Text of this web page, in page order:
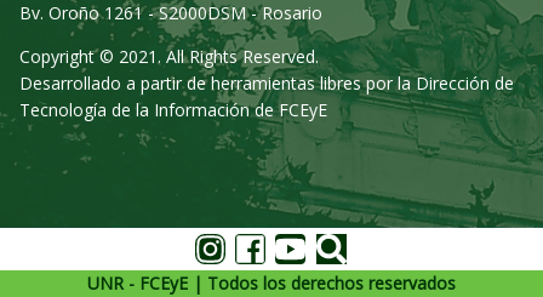
Bv. Oroño 1261 - S2000DSM - Rosario
Copyright © 2021. All Rights Reserved.
Desarrollado a partir de herramientas libres por la Dirección de
Tecnología de la Información de FCEyE
UNR - FCEyE | Todos los derechos reservados